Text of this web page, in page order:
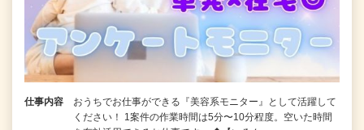
仕事内容
おうちでお仕事ができる『美容系モニター』として活躍して
ください！ 1案件の作業時間は5分〜10分程度。空いた時間